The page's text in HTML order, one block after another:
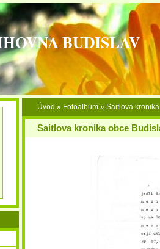
BUDISLAV
Úvod » Fotoalbum » Saitlova
Saitlova kronika obce